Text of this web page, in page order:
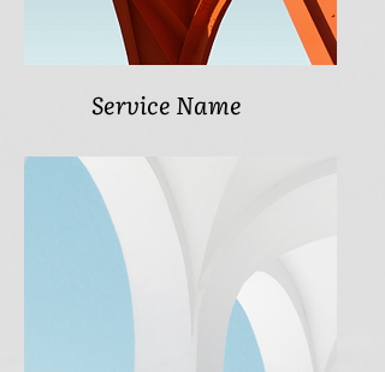
Service Name